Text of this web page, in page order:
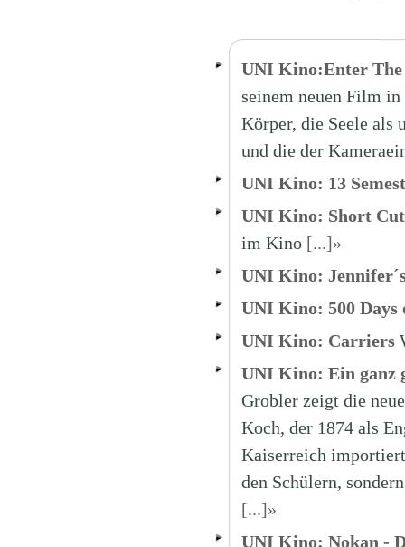
UNI Kino:Enter The
seinem neuen Film
Körper, die Seele als
und die der
UNI Kino: 13
UNI Kino: Short
im Kino [...]»
UNI Kino:
UNI Kino: 500
UNI Kino: Carriers
UNI Kino: Ein ganz
Grobler zeigt die
Koch, der 1874 als
Kaiserreich
den Schülern,
[...]»
UNI Kino: Nokan -